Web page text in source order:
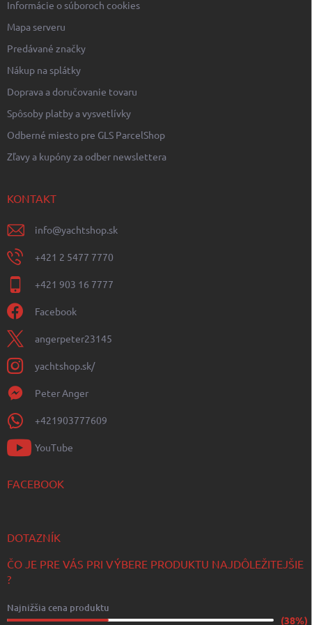
Informácie o súboroch cookies
Mapa serveru
Predávané značky
Nákup na splátky
Doprava a doručovanie tovaru
Spôsoby platby a vysvetlívky
Odberné miesto pre GLS ParcelShop
Zľavy a kupóny za odber newslettera
KONTAKT
info@yachtshop.sk
+421 2 5477 7770
+421 903 16 7777
Facebook
angerpeter23145
yachtshop.sk/
Peter Anger
+421903777609
YouTube
FACEBOOK
DOTAZNÍK
ČO JE PRE VÁS PRI VÝBERE PRODUKTU NAJDÔLEŽITEJŠIE
?
Najnižšia cena produktu
(38%)